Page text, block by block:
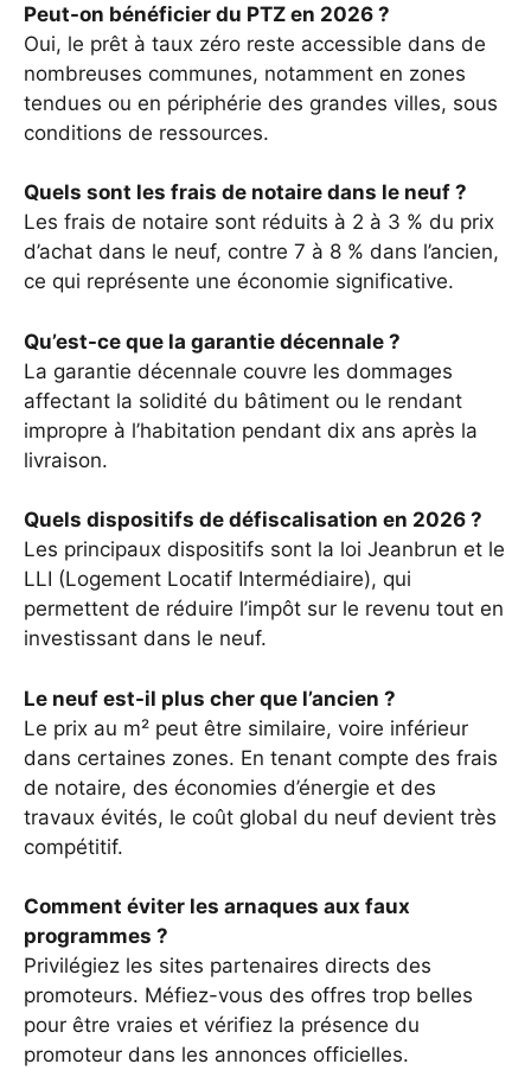
Peut-on bénéficier du PTZ en 2026 ?
Oui, le prêt à taux zéro reste accessible dans de
nombreuses communes, notamment en zones
tendues ou en périphérie des grandes villes, sous
conditions de ressources.
Quels sont les frais de notaire dans le neuf ?
Les frais de notaire sont réduits à 2 à 3 % du prix
d’achat dans le neuf, contre 7 à 8 % dans l’ancien,
ce qui représente une économie significative.
Qu’est-ce que la garantie décennale ?
La garantie décennale couvre les dommages
affectant la solidité du bâtiment ou le rendant
impropre à l’habitation pendant dix ans après la
livraison.
Quels dispositifs de défiscalisation en 2026 ?
Les principaux dispositifs sont la loi Jeanbrun et le
LLI (Logement Locatif Intermédiaire), qui
permettent de réduire l’impôt sur le revenu tout en
investissant dans le neuf.
Le neuf est-il plus cher que l’ancien ?
Le prix au m² peut être similaire, voire inférieur
dans certaines zones. En tenant compte des frais
de notaire, des économies d’énergie et des
travaux évités, le coût global du neuf devient très
compétitif.
Comment éviter les arnaques aux faux
programmes ?
Privilégiez les sites partenaires directs des
promoteurs. Méfiez-vous des offres trop belles
pour être vraies et vérifiez la présence du
promoteur dans les annonces officielles.